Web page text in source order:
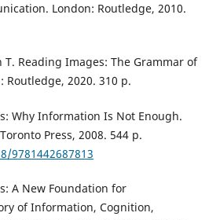
London: Routledge, 2010.
T. Reading Images: The Grammar of
Routledge, 2020. 310 p.
Why Information Is Not Enough.
Press, 2008. 544 p.
9781442687813
A New Foundation for
of Information, Cognition,